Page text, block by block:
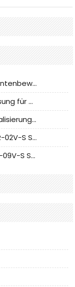
CNC Tech Inländische Kabelkomponentenbewertung und Massenproduktionsanpassungsanleitung
I-PEX-Hochfrequenz-Kabelbündel-Lösung für die heimische Produktion analysiert
CLIFF unter Bezugnahme auf die Aktualisierung der chinesischen Stecker-Testnormen
JST Stecker - bietet Original JST NSHR-02V-S Stecker und Ersatzteile an
JST-Stecker - Bietet Original JST GHR-09V-S Stecker und Ersatzteile an